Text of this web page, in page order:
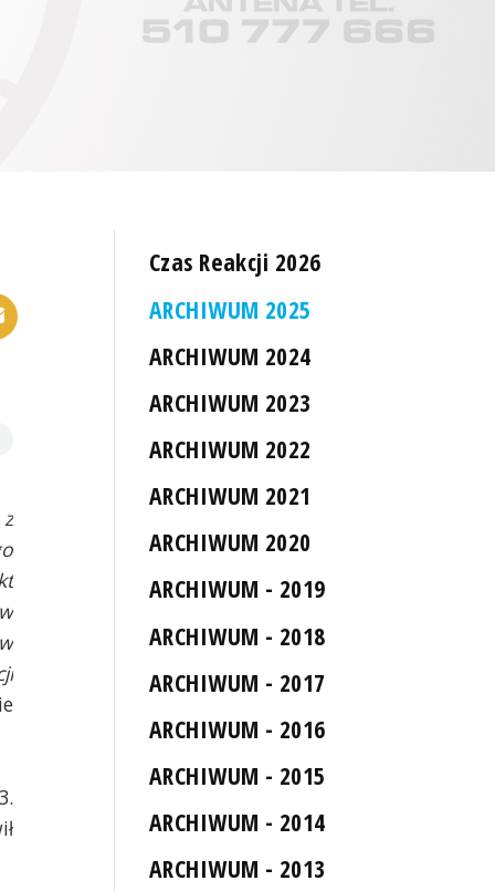
Czas Reakcji 2026
ARCHIWUM 2025
ARCHIWUM 2024
ARCHIWUM 2023
ARCHIWUM 2022
ARCHIWUM 2021
ARCHIWUM 2020
ARCHIWUM - 2019
ARCHIWUM - 2018
ARCHIWUM - 2017
ARCHIWUM - 2016
ARCHIWUM - 2015
ARCHIWUM - 2014
ARCHIWUM - 2013